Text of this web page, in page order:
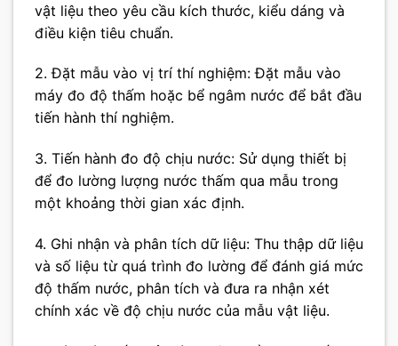
vật liệu theo yêu cầu kích thước, kiểu dáng và
điều kiện tiêu chuẩn.
2. Đặt mẫu vào vị trí thí nghiệm: Đặt mẫu vào
máy đo độ thấm hoặc bể ngâm nước để bắt đầu
tiến hành thí nghiệm.
3. Tiến hành đo độ chịu nước: Sử dụng thiết bị
để đo lường lượng nước thấm qua mẫu trong
một khoảng thời gian xác định.
4. Ghi nhận và phân tích dữ liệu: Thu thập dữ liệu
và số liệu từ quá trình đo lường để đánh giá mức
độ thấm nước, phân tích và đưa ra nhận xét
chính xác về độ chịu nước của mẫu vật liệu.